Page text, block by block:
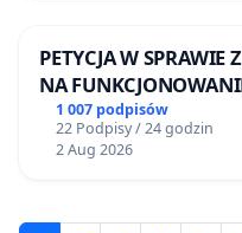
PETYCJA W SPRAWIE
NA
BEZDOMNYCH
1 007 podpisów
22 Podpisy / 24 godzin
2 Aug 2026